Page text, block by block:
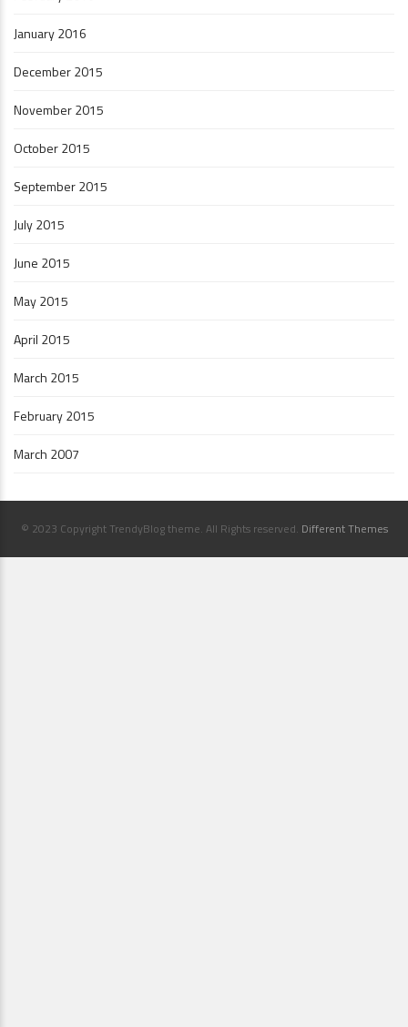
January 2016
December 2015
November 2015
October 2015
September 2015
July 2015
June 2015
May 2015
April 2015
March 2015
February 2015
March 2007
© 2023 Copyright TrendyBlog theme. All Rights reserved. Different Themes